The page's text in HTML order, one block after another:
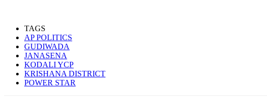
TAGS
AP POLITICS
GUDIWADA
JANASENA
KODALI YCP
KRISHANA DISTRICT
POWER STAR